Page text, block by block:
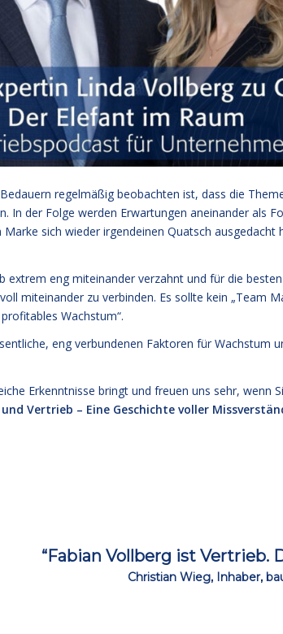
regelmäßig beobachten ist, dass die
In der Folge werden Erwartungen aneinander als
sich wieder irgendeinen Quatsch ausgedacht
extrem eng miteinander verzahnt und für die
miteinander zu verbinden. Es sollte kein „Team
Wachstum“.
eng verbundenen Faktoren für Wachstum
Erkenntnisse bringt und freuen uns sehr, wenn
und Vertrieb – Eine Geschichte voller
“Fabian Vollberg ist Vertrieb.
Christian Wieg, Inhaber,